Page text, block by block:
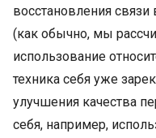
восстановления связи
(как обычно, мы
использование
техника себя уже
улучшения качества
себя, например,